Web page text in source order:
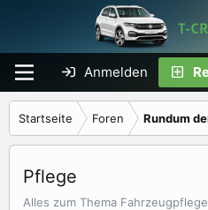
Anmelden
Startseite Foren Rundum
Pflege
Alles zum Thema